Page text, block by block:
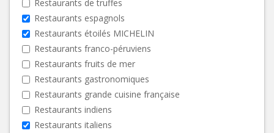
Restaurants de truffes
Restaurants espagnols
Restaurants étoilés MICHELIN
Restaurants franco-péruviens
Restaurants fruits de mer
Restaurants gastronomiques
Restaurants grande cuisine française
Restaurants indiens
Restaurants italiens